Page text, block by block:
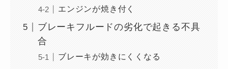
エンジンが焼き付く
ブレーキフルードの劣化で起きる不具
合
ブレーキが効きにくくなる